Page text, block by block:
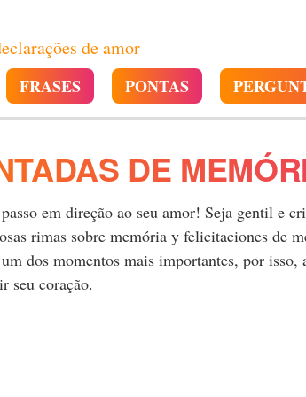
de amor
FRASES PONTAS
DE
em direção ao seu amor! Seja gentil e
rimas sobre memória y felicitaciones de
dos momentos mais importantes, por isso,
seu coração.